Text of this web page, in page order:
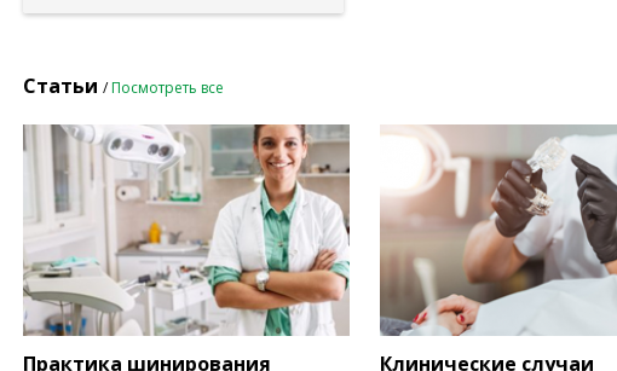
Статьи /Посмотреть все
Практика шинирования Клинические случаи